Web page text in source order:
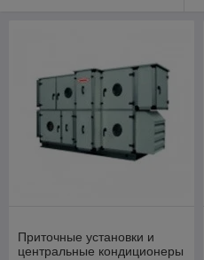
подогревают, подают чистый и
Приточные установки и
центральные кондиционеры